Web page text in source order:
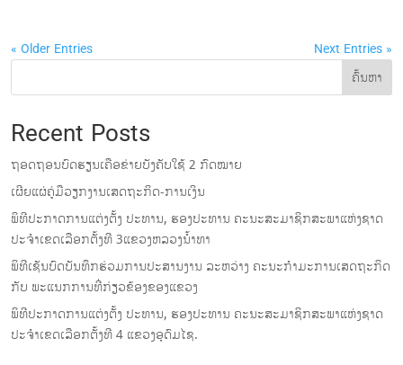
« Older Entries
Next Entries »
ຄົ້ນຫາ
Recent Posts
ຖອດຖອນບົດຮຽນເຄືອຂ່າຍບັງຄັບໃຊ້ 2 ກົດໝາຍ
ເຜີຍແຜ່ຄູ່ມືວຽກງານເສດຖະກິດ-ການເງິນ
ພິທີປະກາດການແຕ່ງຕັ້ງ ປະທານ, ຮອງປະທານ ຄະນະສະມາຊິກສະພາແຫ່ງຊາດ
ປະຈຳເຂດເລືອກຕັ້ງທີ 3ແຂວງຫລວງນ້ຳທາ
ພິທີເຊັນບົດບັນທຶກຮ່ວມການປະສານງານ ລະຫວ່າງ ຄະນະກຳມະການເສດຖະກິດ
ກັບ ພະແນກການທີ່ກ່ຽວຂ້ອງຂອງແຂວງ
ພິທີປະກາດການແຕ່ງຕັ້ງ ປະທານ, ຮອງປະທານ ຄະນະສະມາຊິກສະພາແຫ່ງຊາດ
ປະຈຳເຂດເລືອກຕັ້ງທີ 4 ແຂວງອຸດົມໄຊ.